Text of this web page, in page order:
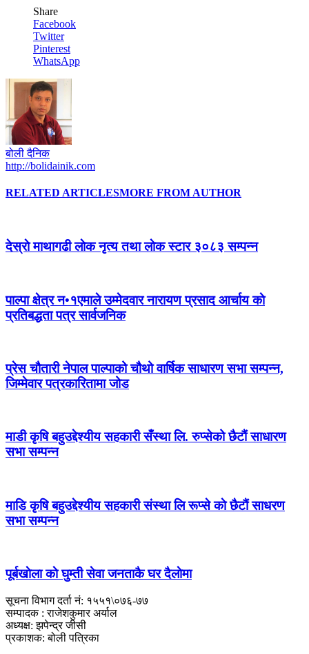
Share
Facebook
Twitter
Pinterest
WhatsApp
बोली दैनिक
http://bolidainik.com
RELATED ARTICLESMORE FROM AUTHOR
देस्राे माथागढी लाेक नृत्य तथा लाेक स्टार ३०८३ सम्पन्न
पाल्पा क्षेत्र न•१एमाले उम्मेदवार नारायण प्रसाद आर्चाय काे
प्रतिबद्धता पत्र सार्वजनिक
प्रेस चौतारी नेपाल पाल्पाको चौथो वार्षिक साधारण सभा सम्पन्न,
जिम्मेवार पत्रकारितामा जोड
माडी कृषि बहुउद्देश्यीय सहकारी सँस्था लि. रुप्सेको छैटाैं साधारण
सभा सम्पन्न
माडि कृषि बहुउद्देश्यीय सहकारी संस्था लि रूप्से काे छैटाैं साधरण
सभा सम्पन्न
पूर्बखाेला काे घुम्ती सेवा जनताकै घर दैलाेमा
सूचना विभाग दर्ता नं: १५५१\०७६-७७
सम्पादक : राजेशकुमार अर्याल
अध्यक्ष: झपेन्द्र जीसी
प्रकाशक: बोली पत्रिका